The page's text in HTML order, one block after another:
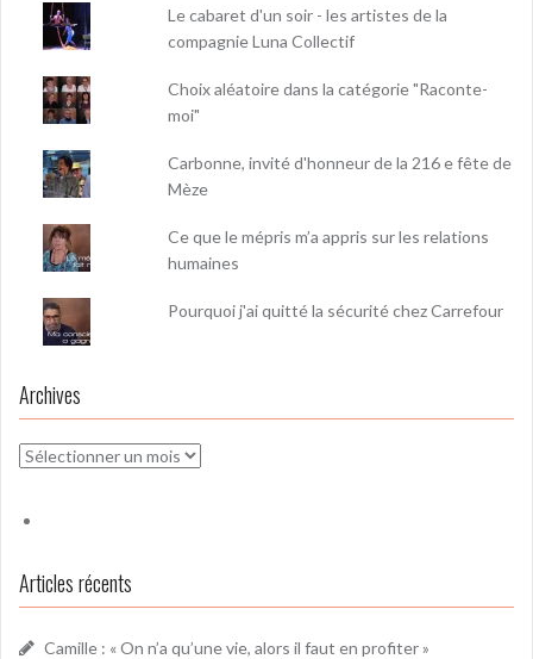
Le cabaret d'un soir - les artistes de la
compagnie Luna Collectif
Choix aléatoire dans la catégorie "Raconte-
moi"
Carbonne, invité d'honneur de la 216 e fête de
Mèze
Ce que le mépris m’a appris sur les relations
humaines
Pourquoi j'ai quitté la sécurité chez Carrefour
Archives
Archives
Articles récents
Camille : « On n’a qu’une vie, alors il faut en profiter »